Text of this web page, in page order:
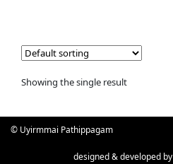
Showing the single result
© Uyirmmai Pathippagam
designed & developed by